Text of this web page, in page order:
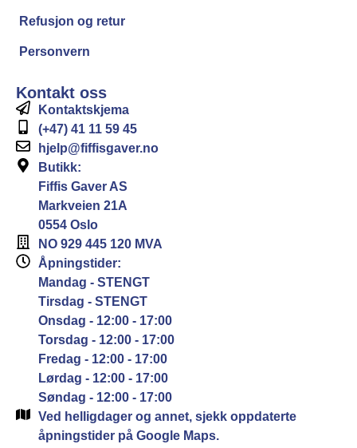
Refusjon og retur
Personvern
Kontakt oss
Kontaktskjema
(+47) 41 11 59 45
hjelp@fiffisgaver.no
Butikk:
Fiffis Gaver AS
Markveien 21A
0554 Oslo
NO 929 445 120 MVA
Åpningstider:
Mandag - STENGT
Tirsdag - STENGT
Onsdag - 12:00 - 17:00
Torsdag - 12:00 - 17:00
Fredag - 12:00 - 17:00
Lørdag - 12:00 - 17:00
Søndag - 12:00 - 17:00
Ved helligdager og annet, sjekk oppdaterte
åpningstider på Google Maps.